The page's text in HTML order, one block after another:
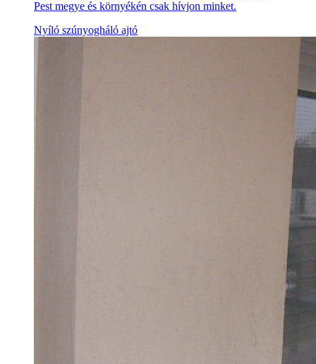
Pest megye és környékén csak hívjon minket.
Nyíló szúnyogháló ajtó